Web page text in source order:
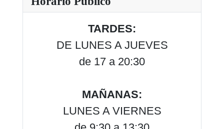
TARDES:
DE LUNES A JUEVES
de 17 a 20:30
MAÑANAS:
LUNES A VIERNES